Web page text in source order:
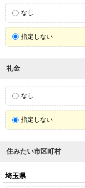
なし
指定しない
礼金
なし
指定しない
住みたい市区町村
埼玉県